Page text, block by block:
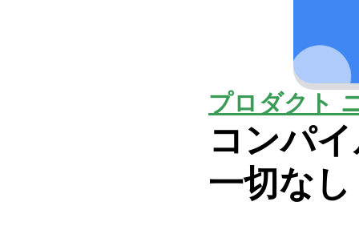
プロダクト
コンパ
一切なし